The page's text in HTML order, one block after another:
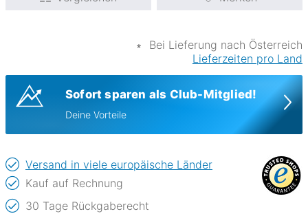
∗
Bei Lieferung nach Österreich
Lieferzeiten pro Land
Sofort sparen als Club-Mitglied!
Deine Vorteile
Versand in viele europäische Länder
Kauf auf Rechnung
30 Tage Rückgaberecht